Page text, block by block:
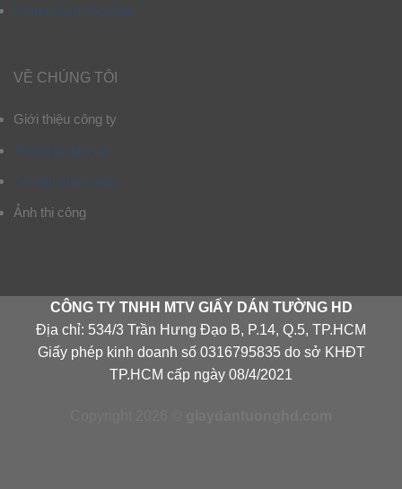
Chính sách bảo mật
VỀ CHÚNG TÔI
Giới thiệu công ty
Thông tin liên hệ
Tư vấn chọn mẫu
Ảnh thi công
CÔNG TY TNHH MTV GIẤY DÁN TƯỜNG HD
Địa chỉ: 534/3 Trần Hưng Đạo B, P.14, Q.5, TP.HCM
Giấy phép kinh doanh số 0316795835 do sở KHĐT
TP.HCM cấp ngày 08/4/2021